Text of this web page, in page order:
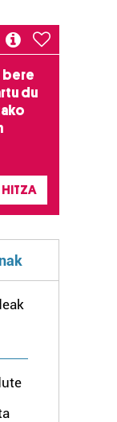
bere
du
HITZA